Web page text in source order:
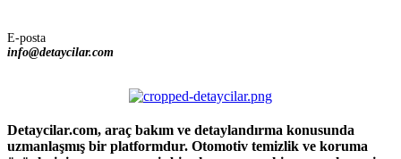
E-posta
info@detaycilar.com
Detaycilar.com, araç bakım ve detaylandırma konusunda
uzmanlaşmış bir platformdur. Otomotiv temizlik ve koruma